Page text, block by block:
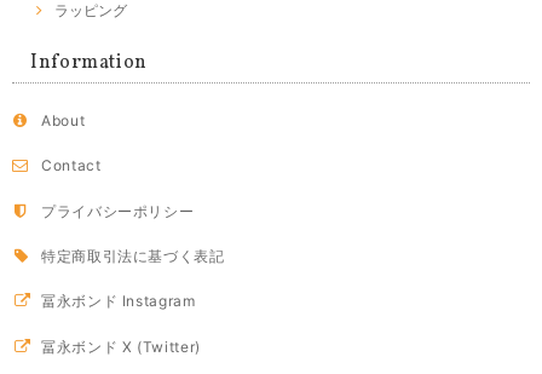
ラッピング
Information
About
Contact
プライバシーポリシー
特定商取引法に基づく表記
冨永ボンド Instagram
冨永ボンド X (Twitter)